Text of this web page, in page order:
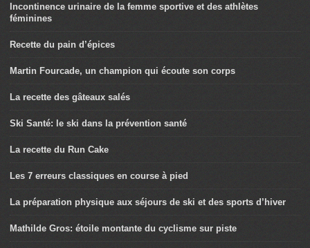
Incontinence urinaire de la femme sportive et des athlètes
féminines
Recette du pain d’épices
Martin Fourcade, un champion qui écoute son corps
La recette des gâteaux salés
Ski Santé: le ski dans la prévention santé
La recette du Run Cake
Les 7 erreurs classiques en course à pied
La préparation physique aux séjours de ski et des sports d’hiver
Mathilde Gros: étoile montante du cyclisme sur piste